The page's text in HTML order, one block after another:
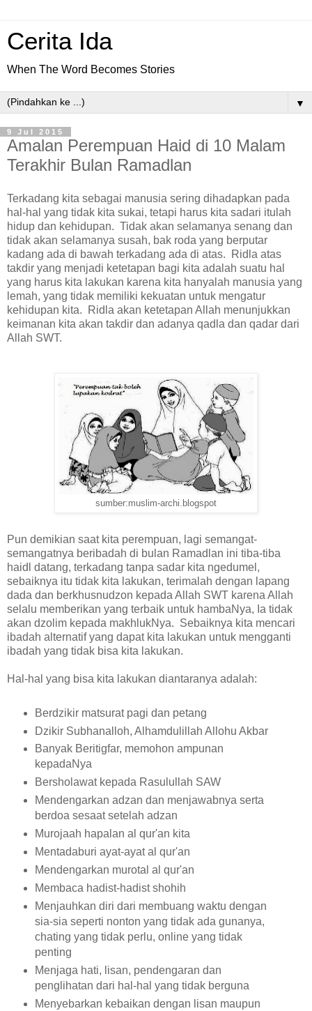
Cerita Ida
When The Word Becomes Stories
▼
9 Jul 2015
Amalan Perempuan Haid di 10 Malam
Terakhir Bulan Ramadlan
Terkadang kita sebagai manusia sering dihadapkan pada
hal-hal yang tidak kita sukai, tetapi harus kita sadari itulah
hidup dan kehidupan. Tidak akan selamanya senang dan
tidak akan selamanya susah, bak roda yang berputar
kadang ada di bawah terkadang ada di atas. Ridla atas
takdir yang menjadi ketetapan bagi kita adalah suatu hal
yang harus kita lakukan karena kita hanyalah manusia yang
lemah, yang tidak memiliki kekuatan untuk mengatur
kehidupan kita. Ridla akan ketetapan Allah menunjukkan
keimanan kita akan takdir dan adanya qadla dan qadar dari
Allah SWT.
sumber:muslim-archi.blogspot
Pun demikian saat kita perempuan, lagi semangat-
semangatnya beribadah di bulan Ramadlan ini tiba-tiba
haidl datang, terkadang tanpa sadar kita ngedumel,
sebaiknya itu tidak kita lakukan, terimalah dengan lapang
dada dan berkhusnudzon kepada Allah SWT karena Allah
selalu memberikan yang terbaik untuk hambaNya, Ia tidak
akan dzolim kepada makhlukNya. Sebaiknya kita mencari
ibadah alternatif yang dapat kita lakukan untuk mengganti
ibadah yang tidak bisa kita lakukan.
Hal-hal yang bisa kita lakukan diantaranya adalah:
Berdzikir matsurat pagi dan petang
Dzikir Subhanalloh, Alhamdulillah Allohu Akbar
Banyak Beritigfar, memohon ampunan
kepadaNya
Bersholawat kepada Rasulullah SAW
Mendengarkan adzan dan menjawabnya serta
berdoa sesaat setelah adzan
Murojaah hapalan al qur'an kita
Mentadaburi ayat-ayat al qur'an
Mendengarkan murotal al qur'an
Membaca hadist-hadist shohih
Menjauhkan diri dari membuang waktu dengan
sia-sia seperti nonton yang tidak ada gunanya,
chating yang tidak perlu, online yang tidak
penting
Menjaga hati, lisan, pendengaran dan
penglihatan dari hal-hal yang tidak berguna
Menyebarkan kebaikan dengan lisan maupun